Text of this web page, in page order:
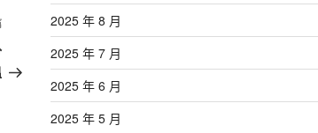
下
一
篇
2025 年 8 月
2025 年 7 月
2025 年 6 月
2025 年 5 月